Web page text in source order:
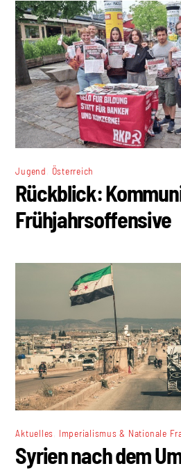
Jugend Österreich
Rückblick:
Frühjahrsoffensive
Aktuelles Imperialismus & Nationale
Syrien nach dem